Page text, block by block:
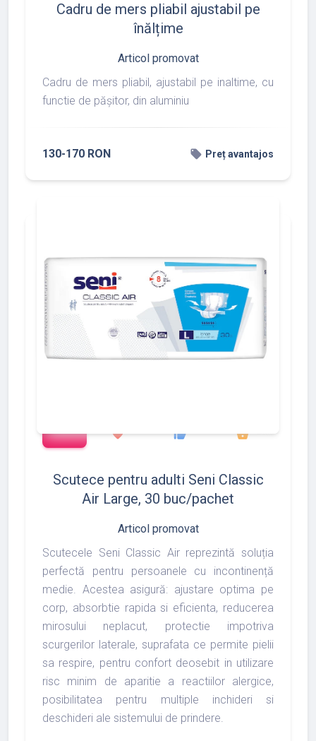
Cadru de mers pliabil ajustabil pe
înălțime
Articol promovat
Cadru de mers pliabil, ajustabil pe inaltime, cu
functie de pășitor, din aluminiu
130-170 RON local_offer Preț avantajos
favorite thumb_up shopping_basket
Scutece pentru adulti Seni Classic
Air Large, 30 buc/pachet
Articol promovat
Scutecele Seni Classic Air reprezintă soluția
perfectă pentru persoanele cu incontinență
medie. Acestea asigură: ajustare optima pe
corp, absorbtie rapida si eficienta, reducerea
mirosului neplacut, protectie impotriva
scurgerilor laterale, suprafata ce permite pielii
sa respire, pentru confort deosebit in utilizare
risc minim de aparitie a reactiilor alergice,
posibilitatea pentru multiple inchideri si
deschideri ale sistemului de prindere.